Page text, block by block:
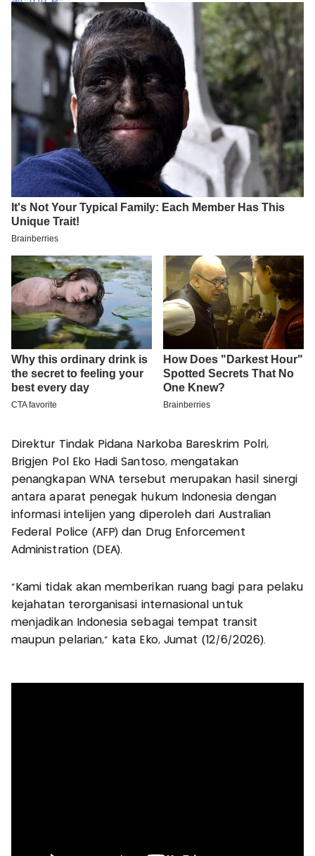
Direktur Tindak Pidana Narkoba Bareskrim Polri,
Brigjen Pol Eko Hadi Santoso, mengatakan
penangkapan WNA tersebut merupakan hasil sinergi
antara aparat penegak hukum Indonesia dengan
informasi intelijen yang diperoleh dari Australian
Federal Police (AFP) dan Drug Enforcement
Administration (DEA).
"Kami tidak akan memberikan ruang bagi para pelaku
kejahatan terorganisasi internasional untuk
menjadikan Indonesia sebagai tempat transit
maupun pelarian," kata Eko, Jumat (12/6/2026).